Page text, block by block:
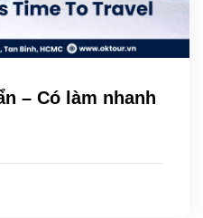
– Có làm nhanh